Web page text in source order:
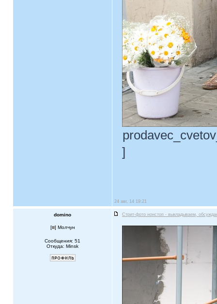
]
24 авг, 14 19:21
domino Стрит-фото нонстоп - выкладываем,
[ ] Молчун
Сообщения: 51
Откуда: Minsk